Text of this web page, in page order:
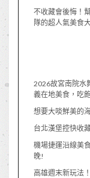
不收藏會後悔！
隊的超人氣美食
2026故宮南院水
義在地美食，吃
想要大啖鮮美的
台北漢堡控快收
機場捷運沿線美
晚!
高雄週末新玩法